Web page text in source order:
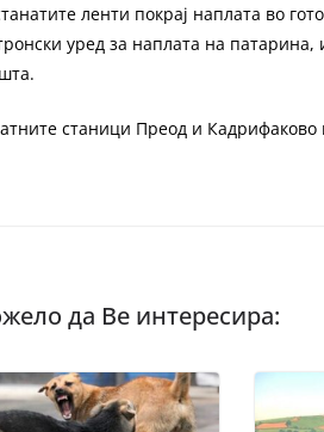
ленти покрај наплата во
уред за наплата на
станици Преод и